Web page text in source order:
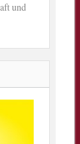
und